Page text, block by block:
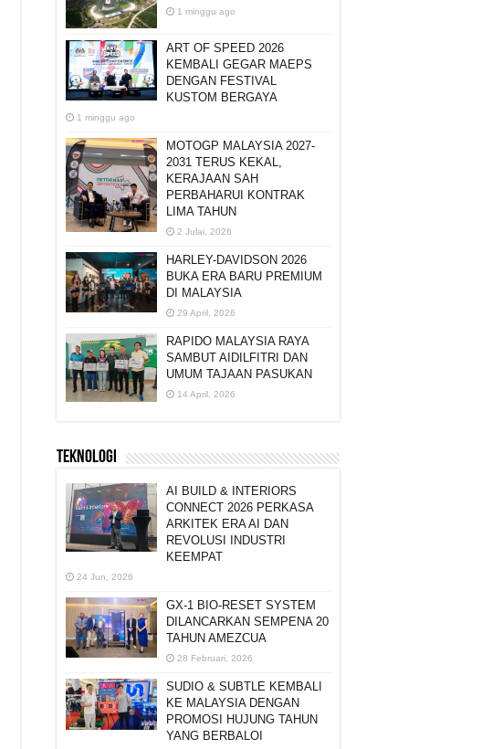
1 minggu ago
ART OF SPEED 2026
KEMBALI GEGAR MAEPS
DENGAN FESTIVAL
KUSTOM BERGAYA
1 minggu ago
MOTOGP MALAYSIA 2027-
2031 TERUS KEKAL,
KERAJAAN SAH
PERBAHARUI KONTRAK
LIMA TAHUN
2 Julai, 2026
HARLEY-DAVIDSON 2026
BUKA ERA BARU PREMIUM
DI MALAYSIA
29 April, 2026
RAPIDO MALAYSIA RAYA
SAMBUT AIDILFITRI DAN
UMUM TAJAAN PASUKAN
14 April, 2026
TEKNOLOGI
AI BUILD & INTERIORS
CONNECT 2026 PERKASA
ARKITEK ERA AI DAN
REVOLUSI INDUSTRI
KEEMPAT
24 Jun, 2026
GX-1 BIO-RESET SYSTEM
DILANCARKAN SEMPENA 20
TAHUN AMEZCUA
28 Februari, 2026
SUDIO & SUBTLE KEMBALI
KE MALAYSIA DENGAN
PROMOSI HUJUNG TAHUN
YANG BERBALOI